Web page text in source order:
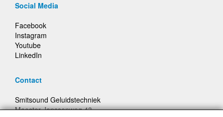
Social Media
Facebook
Instagram
Youtube
LinkedIn
Contact
Smitsound Geluidstechniek
Meester Janssenweg 43